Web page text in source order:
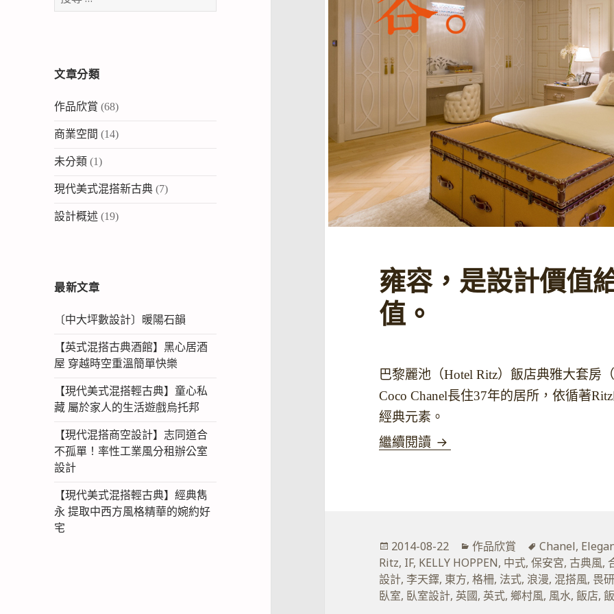
文章分類
作品欣賞 (68)
商業空間 (14)
未分類 (1)
現代美式混搭新古典 (7)
設計概述 (19)
最新文章
〔中大坪數設計〕暖陽石韻
【英式混搭古典酒館】黑心居酒
屋 穿越時空重溫簡單快樂
【現代美式混搭輕古典】童心私
藏 屬於家人的生活遊戲烏托邦
【現代混搭商空設計】志同道合
不孤單！率性工業風分租辦公室
設計
【現代美式混搭輕古典】經典雋
永 提取中西方風格精華的婉約好
宅
雍容，是設計價值
值。
巴黎麗池（Hotel Ritz）飯店典雅大套房
Coco Chanel長住37年的居所，依循著
經典元素。
繼續閱讀 雍容，是設計價值給人們的自
發
佈
於
2014-08-22
分
類
作品欣賞
標
籤
Chanel,
Ritz, IF, KELLY HOPPEN, 中式,保安宮, 古典風,
設計, 李天鐸, 東方,格柵, 法式, 浪漫, 混搭風, 畏
臥室, 臥室設計,英國,英式,鄉村風, 風水,飯店,